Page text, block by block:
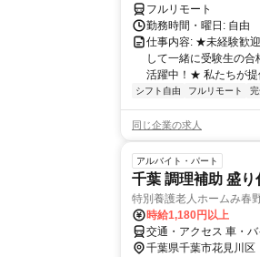
フルリモート
勤務時間・曜日: 自由
仕事内容: ★未経験歓
して一緒に受験生の
活躍中！★ 私たちが提
シフト自由 フルリモート
同じ企業の求人
アルバイト・パート
千葉 調理補助 盛
特別養護老人ホームみ春
時給1,180円以上
交通・アクセス 車・
千葉県千葉市花見川区